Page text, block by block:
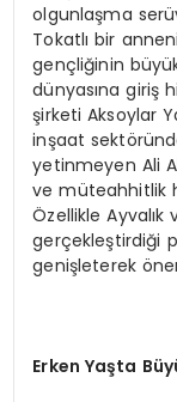
olgunlaşma
Tokatlı bir
gençliğinin
dünyasına giriş
şirketi Aksoylar
inşaat
yetinmeyen Ali
ve müteahhitlik
Özellikle Ayvalık
gerçekleştirdiği
genişleterek
Erken Yaşta